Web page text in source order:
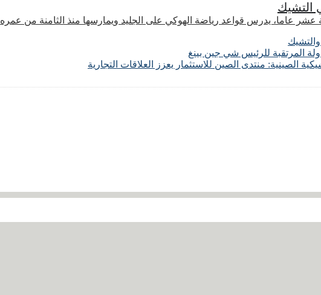
التشيك
عشر عاما، يدرس قواعد رياضة الهوكي على الجليد ويمارسها منذ الثامنة من عمره
المرتقبة للرئيس شي جين بينغ
الصينية: منتدى الصين للاستثمار يعزز العلاقات التجارية